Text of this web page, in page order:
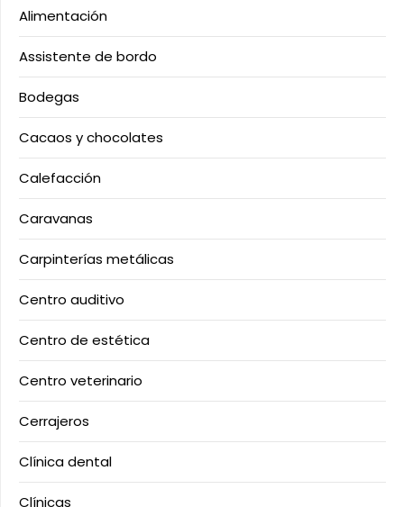
Alimentación
Assistente de bordo
Bodegas
Cacaos y chocolates
Calefacción
Caravanas
Carpinterías metálicas
Centro auditivo
Centro de estética
Centro veterinario
Cerrajeros
Clínica dental
Clínicas